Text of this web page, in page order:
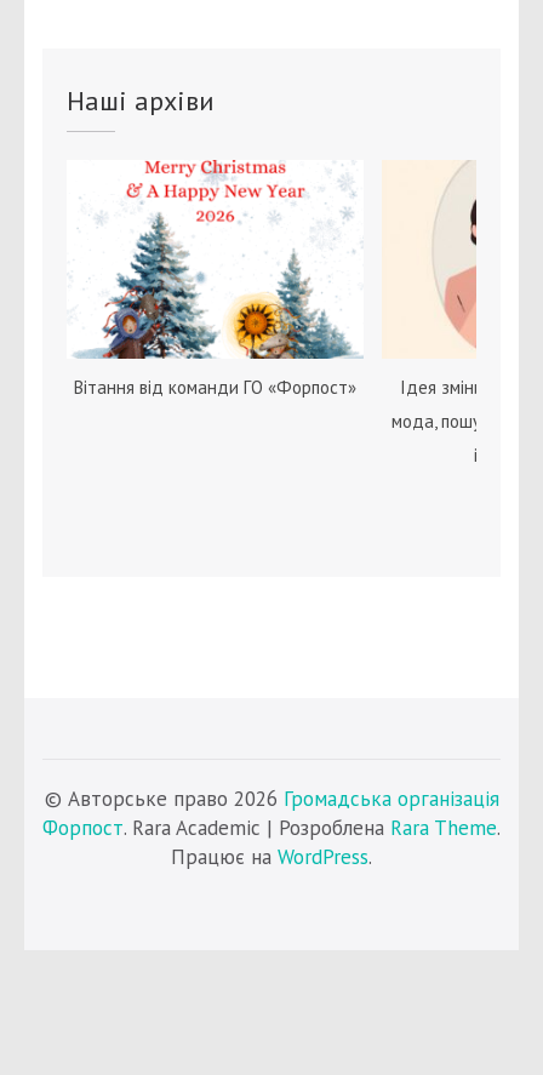
Наші архіви
Вітання від команди ГО «Форпост»
Ідея зміни статі
мода, пошук себе
© Авторське право 2026 Громадська організація
Форпост. Rara Academic | Розроблена Rara Theme.
Працює на WordPress.